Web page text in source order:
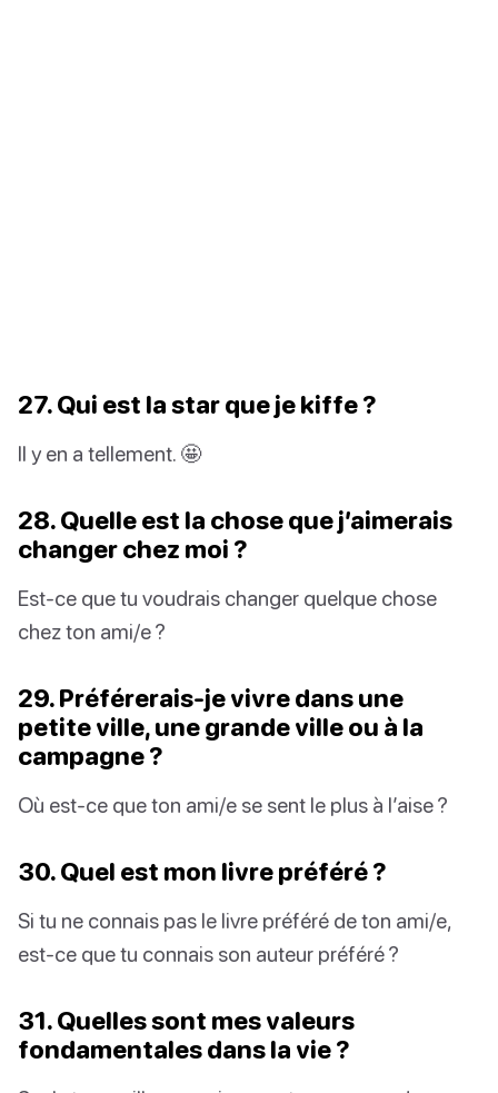
27. Qui est la star que je kiffe ?
Il y en a tellement. 🤩
28. Quelle est la chose que j’aimerais
changer chez moi ?
Est-ce que tu voudrais changer quelque chose
chez ton ami/e ?
29. Préférerais-je vivre dans une
petite ville, une grande ville ou à la
campagne ?
Où est-ce que ton ami/e se sent le plus à l’aise ?
30. Quel est mon livre préféré ?
Si tu ne connais pas le livre préféré de ton ami/e,
est-ce que tu connais son auteur préféré ?
31. Quelles sont mes valeurs
fondamentales dans la vie ?